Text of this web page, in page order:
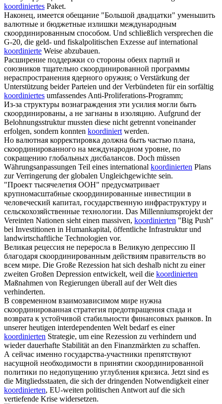
koordiniertes Paket.
Наконец, имеется обещание "Большой двадцатки" уменьшить
валютные и бюджетные излишки международным
скоординированным способом. Und schließlich versprechen die
G-20, die geld- und fiskalpolitischen Exzesse auf international
koordinierte Weise abzubauen.
Расширение поддержки со стороны обеих партий и
союзников тщательно скоординированной программы
нераспространения ядерного оружия; o Verstärkung der
Unterstützung beider Parteien und der Verbündeten für ein sorfältig
koordiniertes umfassendes Anti-Proliferations-Programm;
Из-за структуры вознаграждения эти усилия могли быть
скоординированы, а не загнаны в изоляцию. Aufgrund der
Belohnungsstruktur mussten diese nicht getrennt voneinander
erfolgen, sondern konnten koordiniertwerden.
Но валютная корректировка должна быть частью плана,
скоординированного на международном уровне, по
сокращению глобальных дисбалансов. Doch müssen
Währungsanpassungen Teil eines international koordinierten Plans
zur Verringerung der globalen Ungleichgewichte sein.
"Проект тысячелетия ООН" предусматривает
крупномасштабные скоординированные инвестиции в
человеческий капитал, государственную инфраструктуру и
сельскохозяйственные технологии. Das Millenniumsprojekt der
Vereinten Nationen sieht einen massiven, koordinierten "Big Push"
bei Investitionen in Humankapital, öffentliche Infrastruktur und
landwirtschaftliche Technologien vor.
Великая рецессия не переросла в Великую депрессию II
благодаря скоординированным действиям правительств во
всем мире. Die Große Rezession hat sich deshalb nicht zu einer
zweiten Großen Depression entwickelt, weil die koordinierten
Maßnahmen von Regierungen überall auf der Welt dies
verhinderten.
В современном взаимозависимом мире нужна
скоординированная стратегия предотвращения спада и
возврата к устойчивой стабильности финансовых рынков. In
unserer heutigen interdependenten Welt bedarf es einer
koordinierten Strategie, um eine Rezession zu verhindern und
wieder dauerhafte Stabilität an den Finanzmärkten zu schaffen.
А сейчас именно государства-участники препятствуют
насущной необходимости в принятии скоординированной
политики по недопущению углубления кризиса. Jetzt sind es
die Mitgliedsstaaten, die sich der dringenden Notwendigkeit einer
koordinierten, EU-weiten politischen Antwort auf die sich
vertiefende Krise widersetzen.